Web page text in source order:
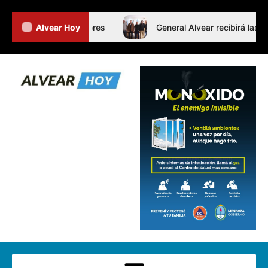
Alvear Hoy
Jornada de Intertalleres General Alvear recibirá las